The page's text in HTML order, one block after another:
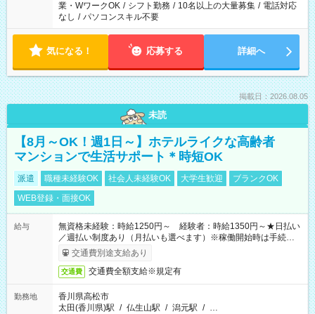
業・WワークOK / シフト勤務 / 10名以上の大量募集 / 電話対応
なし / パソコンスキル不要
気になる！ 応募する 詳細へ
掲載日：2026.08.05
未読
【8月～OK！週1日～】ホテルライクな高齢者
マンションで生活サポート＊時短OK
派遣 職種未経験OK 社会人未経験OK 大学生歓迎
ブランクOK
WEB登録・面接OK
給与
無資格未経験：時給1250円～ 経験者：時給1350円～★日払い
／週払い制度あり（月払いも選べます）※稼働開始時は手続き完
了次第のお支払いとなります。
交通費別途支給あり
交通費 交通費全額支給※規定有
勤務地
香川県高松市
太田(香川県)駅 / 仏生山駅 / 潟元駅 / …